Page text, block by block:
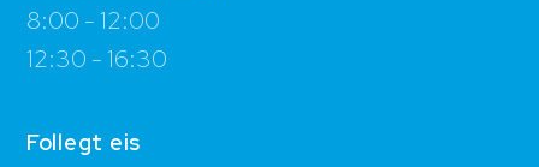
8:00 - 12:00
12:30 - 16:30
Follegt eis